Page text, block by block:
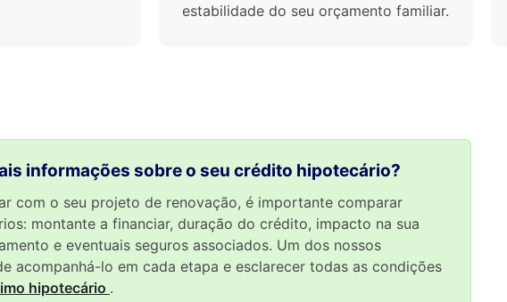
estabilidade do seu orçamento familiar.
informações sobre o seu crédito hipotecário?
com o seu projeto de renovação, é importante comparar
montante a financiar, duração do crédito, impacto na sua
e eventuais seguros associados. Um dos nossos
acompanhá-lo em cada etapa e esclarecer todas as condições
hipotecário .